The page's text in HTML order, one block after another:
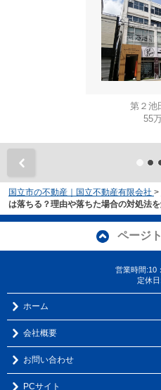
第２池
55
国立市の不動産｜国立不動産有限会社 >
は落ちる？理由や落ちた場合の対処法
ページ
営業時間:10
定休
ホーム
会社概要
お問い合わせ
PCサイト